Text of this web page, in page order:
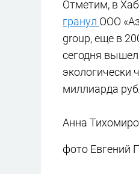
Отметим, в
гранул ООО
group, еще в
сегодня
экологически
миллиарда
Анна
фото Евгений